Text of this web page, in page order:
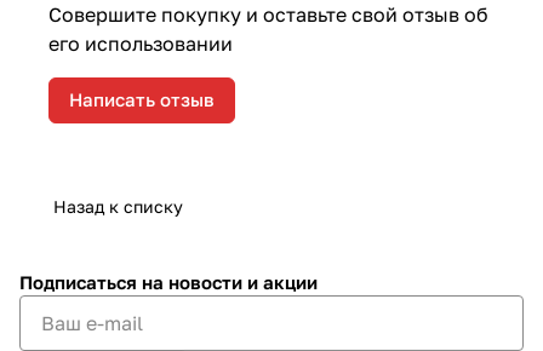
Совершите покупку и оставьте свой отзыв об
его использовании
Написать отзыв
Назад к списку
Подписаться на новости и акции